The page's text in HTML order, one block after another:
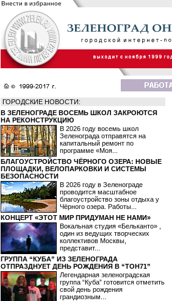
Внести в избранное
ГОРОДСКИЕ НОВОСТИ:
В ЗЕЛЕНОГРАДЕ ВОСЕМЬ ШКОЛ ЗАКРОЮТСЯ
НА РЕКОНСТРУКЦИЮ
В 2026 году восемь школ
Зеленограда отправятся на
капитальный ремонт по
программе «Моя...
БЛАГОУСТРОЙСТВО ЧЁРНОГО ОЗЕРА: НОВЫЕ
ПЛОЩАДКИ, ВЕЛОПАРКОВКИ И СИСТЕМЫ
БЕЗОПАСНОСТИ
В 2026 году в Зеленограде
проводится масштабное
благоустройство зоны отдыха у
Чёрного озера. Работы...
КОНЦЕРТ «ЭТОТ МИР ПРИДУМАН НЕ НАМИ»
Вокальная студия «Бельканто» ,
один из ведущих творческих
коллективов Москвы,
представит...
ГРУППА “КУБА” ИЗ ЗЕЛЕНОГРАДА
ОТПРАЗДНУЕТ ДЕНЬ РОЖДЕНИЯ В “ТОН71”
Легендарная зеленоградская
группа “Куба” готовится отметить
свой день рождения
грандиозным...